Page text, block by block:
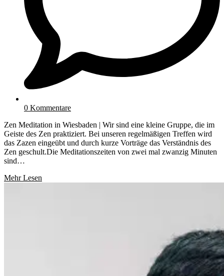
0 Kommentare
Zen Meditation in Wiesbaden | Wir sind eine kleine Gruppe, die im
Geiste des Zen praktiziert. Bei unseren regelmäßigen Treffen wird
das Zazen eingeübt und durch kurze Vorträge das Verständnis des
Zen geschult.Die Meditationszeiten von zwei mal zwanzig Minuten
sind…
Mehr Lesen